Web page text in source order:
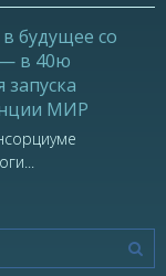
будущее со
в 40ю
МИР